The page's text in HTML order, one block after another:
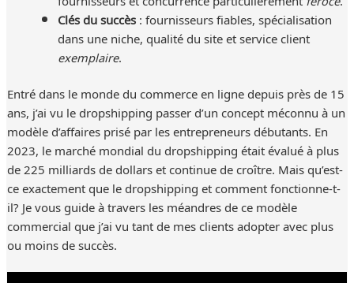
Clés du succès: fournisseurs fiables, spécialisation
dans une niche, qualité du site et service client
exemplaire.
Entré dans le monde du commerce en ligne depuis près de 15
ans, j’ai vu le dropshipping passer d’un concept méconnu à un
modèle d’affaires prisé par les entrepreneurs débutants. En
2023, le marché mondial du dropshipping était évalué à plus
de 225 milliards de dollars et continue de croître. Mais qu’est-
ce exactement que le dropshipping et comment fonctionne-t-
il? Je vous guide à travers les méandres de ce modèle
commercial que j’ai vu tant de mes clients adopter avec plus
ou moins de succès.